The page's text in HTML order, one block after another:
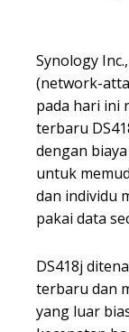
Synology
(network-
pada hari ini
terbaru
dengan
untuk
dan individu
pakai data
DS418j
terbaru dan
yang luar